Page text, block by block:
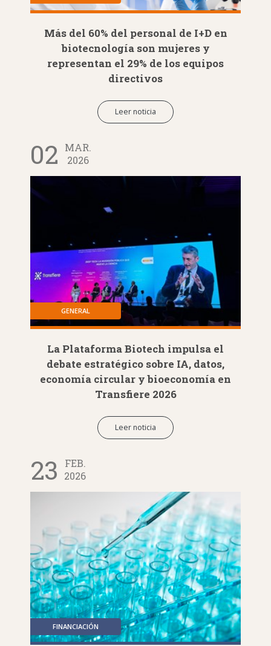
Más del 60% del personal de I+D en
biotecnología son mujeres y
representan el 29% de los equipos
directivos
Leer noticia
02
MAR.
2026
GENERAL
La Plataforma Biotech impulsa el
debate estratégico sobre IA, datos,
economía circular y bioeconomía en
Transfiere 2026
Leer noticia
23
FEB.
2026
FINANCIACIÓN